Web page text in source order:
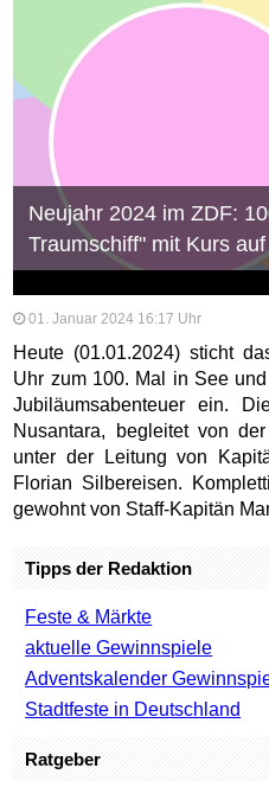
Neujahr 2024 im ZDF:
Traumschiff" mit Kurs
01. Januar 2024 16:17 Uhr
Heute (01.01.2024) sticht
Uhr zum 100. Mal in See
Jubiläumsabenteuer ein.
Nusantara, begleitet von
unter der Leitung von
Florian Silbereisen.
gewohnt von Staff-Kapitän
Tipps der Redaktion
Feste & Märkte
aktuelle Gewinnspiele
Adventskalender
Stadtfeste in Deutschland
Ratgeber